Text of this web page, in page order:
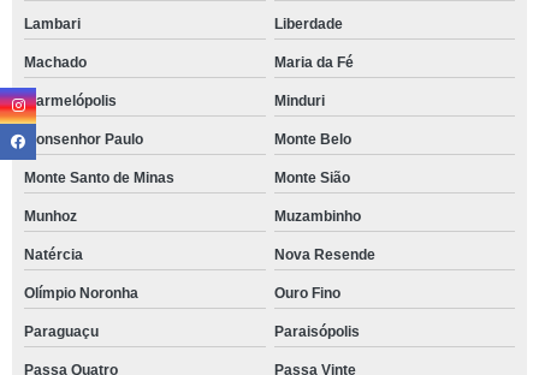
Lambari Liberdade
Machado Maria da Fé
Marmelópolis Minduri
Monsenhor Paulo Monte Belo
Monte Santo de Minas Monte Sião
Munhoz Muzambinho
Natércia Nova Resende
Olímpio Noronha Ouro Fino
Paraguaçu Paraisópolis
Passa Quatro Passa Vinte